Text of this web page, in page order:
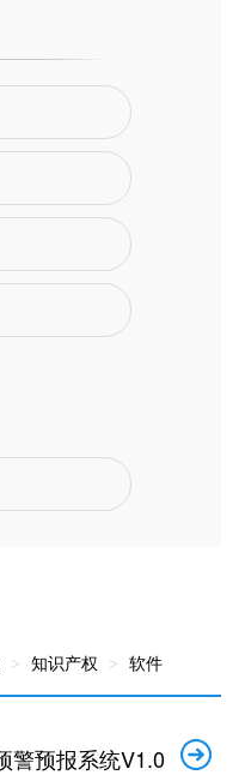
知识产权 软件
警预报系统V1.0